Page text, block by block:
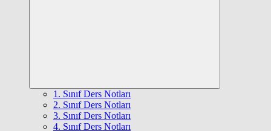
1. Sınıf Ders Notları
2. Sınıf Ders Notları
3. Sınıf Ders Notları
4. Sınıf Ders Notları